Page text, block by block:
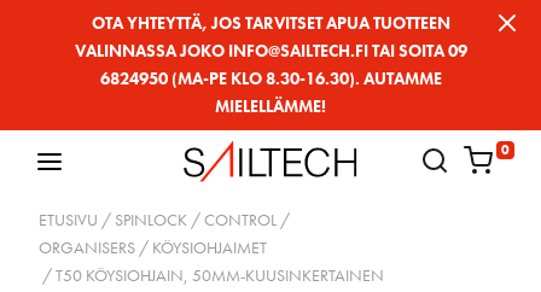
OTA YHTEYTTÄ, JOS TARVITSET APUA TUOTTEEN
VALINNASSA JOKO INFO@SAILTECH.FI TAI SOITA 09
6824950 (MA-PE KLO 8.30-16.30). AUTAMME
MIELELLÄMME!
0
ETUSIVU / SPINLOCK /CONTROL /
ORGANISERS / KÖYSIOHJAIMET
/ T50 KÖYSIOHJAIN, 50MM-KUUSINKERTAINEN